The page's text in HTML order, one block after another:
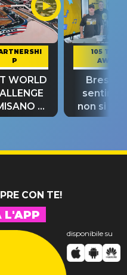
P
WORLD
si
105 TAKE
AWAY
Bresh:
non si
fino alla
CON TE!
L'APP
disponibile su